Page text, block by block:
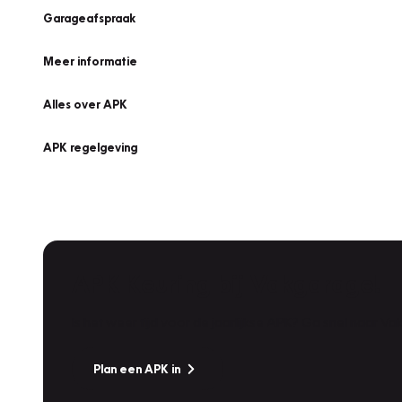
Garageafspraak
Meer informatie
Alles over APK
APK regelgeving
Plan een APK in